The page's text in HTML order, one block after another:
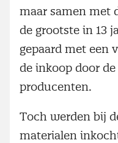
maar samen met
de grootste in 13
gepaard met een
de inkoop door
producenten.
Toch werden bij
materialen